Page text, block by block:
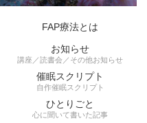
FAP療法とは
お知らせ
講座／読書会／その他お知らせ
催眠スクリプト
自作催眠スクリプト
ひとりごと
心に聞いて書いた記事